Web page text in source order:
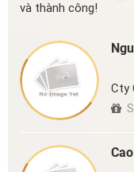
và thành công!
Cty